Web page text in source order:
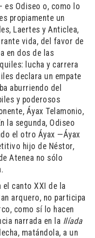
es Odiseo o, como lo
propiamente un
Laertes y Anticlea,
vida, del favor de
en dos de las
lucha y carrera
declara un empate
aburriendo del
y poderosos
Áyax Telamonio,
la segunda, Odiseo
el otro Áyax —Áyax
hijo de Néstor,
Atenea no sólo
el canto XXI de la
arquero, no participa
como sí lo hacen
narrada en la Ilíada
matándola, a un